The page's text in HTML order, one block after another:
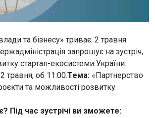
та бізнесу» триває. 2 травня
запрошує на зустріч,
стартап-екосистеми України.
травня, об 11:00.Тема: «Партнерство
та можливості розвитку
Під час зустрічі ви зможете: